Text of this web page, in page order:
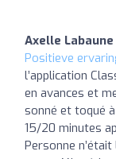
Axelle Labaune
Positieve
l’application
en avances et
sonné et toqué
15/20 minutes
Personne